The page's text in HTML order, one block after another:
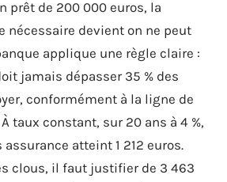
prêt de 200 000 euros, la
nécessaire devient on ne peut
applique une règle claire :
jamais dépasser 35 % des
conformément à la ligne de
taux constant, sur 20 ans à 4 %,
atteint 1 212 euros.
clous, il faut justifier de 3 463